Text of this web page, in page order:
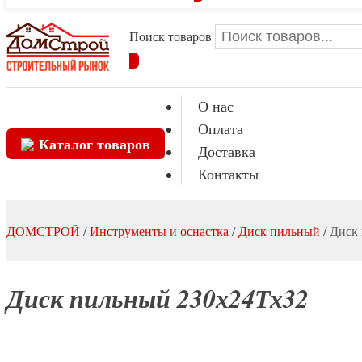
Поиск товаров
Каталог товаров
О нас
Оплата
Доставка
Контакты
ДОМСТРОЙ /Инструменты и оснастка /Диск пильный / Диск
Диск пильный 230х24Тх32